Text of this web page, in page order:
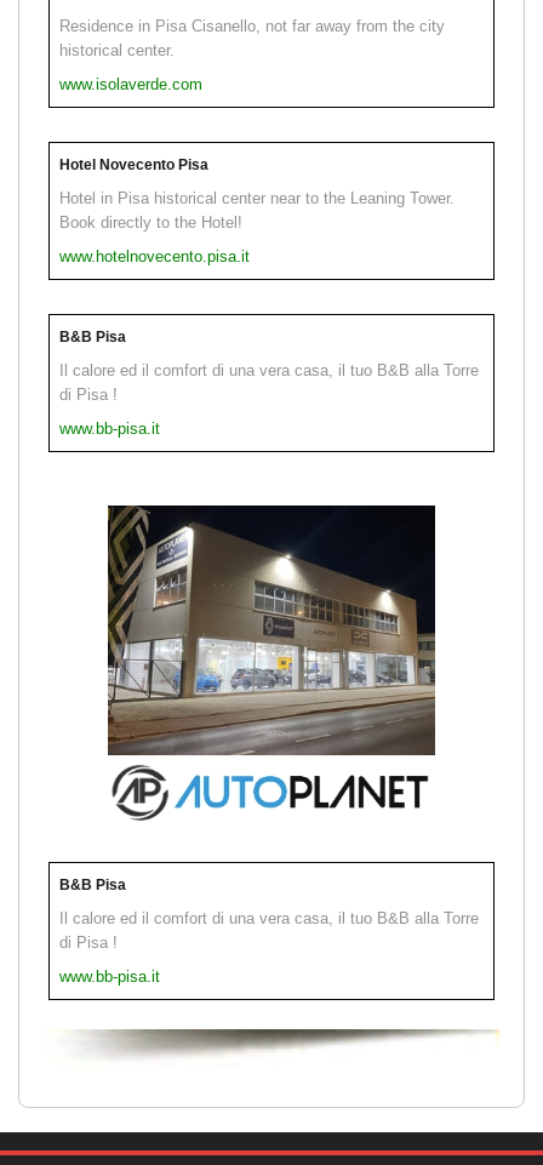
Residence in Pisa Cisanello, not far away from the city
historical center.
www.isolaverde.com
Hotel Novecento Pisa
Hotel in Pisa historical center near to the Leaning Tower.
Book directly to the Hotel!
www.hotelnovecento.pisa.it
B&B Pisa
Il calore ed il comfort di una vera casa, il tuo B&B alla Torre
di Pisa !
www.bb-pisa.it
B&B Pisa
Il calore ed il comfort di una vera casa, il tuo B&B alla Torre
di Pisa !
www.bb-pisa.it